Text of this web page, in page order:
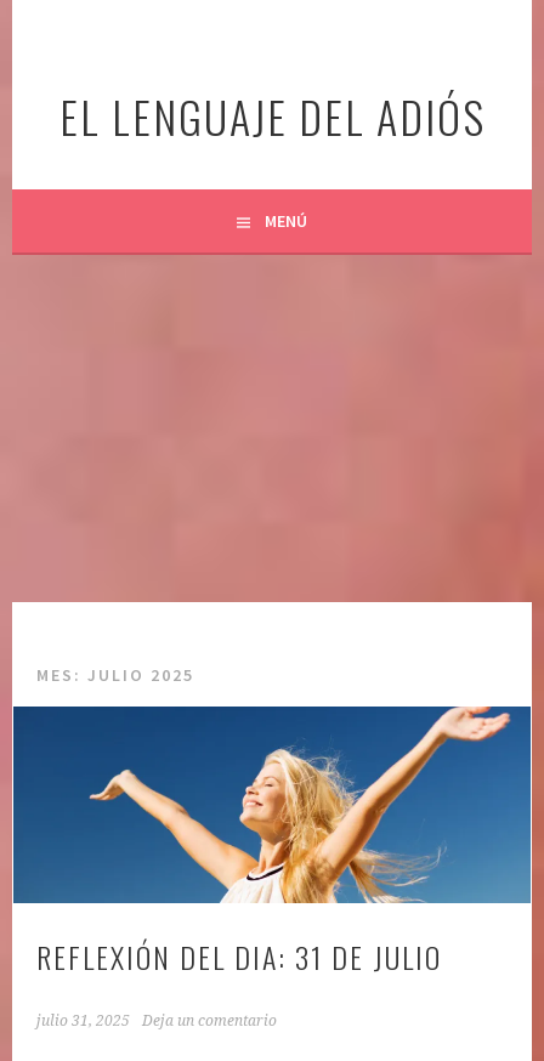
EL LENGUAJE DEL ADIÓS
MENÚ
MES:JULIO 2025
REFLEXIÓN DEL DIA: 31 DE JULIO
julio 31, 2025 Deja un comentario